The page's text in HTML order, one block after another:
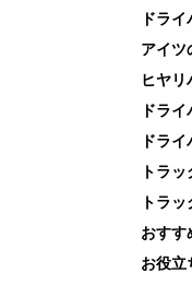
ドラ
アイツ
ヒヤ
ドラ
ドラ
トラ
トラ
おすす
お役立